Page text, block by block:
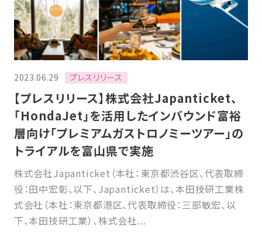
2023.06.29 プレスリリース
【プレスリリース】株式会社Japanticket、
「HondaJet」を活用したインバウンド富裕
層向け「プレミアムガストロノミーツアー」の
トライアルを富山県で実施
株式会社Japanticket（本社：東京都渋谷区、代表取締
役：田中宏彰、以下、Japanticket）は、本田技研工業株
式会社（本社：東京都港区、代表取締役：三部敏宏、以
下、本田技研工業）、株式会社...